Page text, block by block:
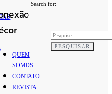
QUEM
SOMOS
CONTATO
REVISTA
Search for:
PESQUISAR